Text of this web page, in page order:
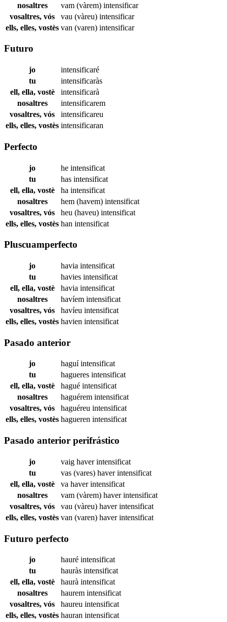
nosaltres
vam (vàrem) intensificar
vosaltres, vós
vau (vàreu) intensificar
ells, elles, vostès van (varen) intensificar
Futuro
jo
intensificaré
tu
intensificaràs
ell, ella, vostè
intensificarà
nosaltres
intensificarem
vosaltres, vós
intensificareu
ells, elles, vostès intensificaran
Perfecto
jo he intensificat
tu
has intensificat
ell, ella, vostè
ha intensificat
nosaltres
hem (havem) intensificat
vosaltres, vós
heu (haveu) intensificat
ells, elles, vostès han intensificat
Pluscuamperfecto
jo havia intensificat
tu
havies intensificat
ell, ella, vostè
havia intensificat
nosaltres
havíem intensificat
vosaltres, vós
havíeu intensificat
ells, elles, vostès havien intensificat
Pasado anterior
jo haguíintensificat
tu
hagueres intensificat
ell, ella, vostè
hagué intensificat
nosaltres
haguérem intensificat
vosaltres, vós
haguéreu intensificat
ells, elles, vostès hagueren intensificat
Pasado anterior perifrástico
jo vaig haverintensificat
tu
vas (vares) haverintensificat
ell, ella, vostè
va haverintensificat
nosaltres
vam (vàrem) haverintensificat
vosaltres, vós
vau (vàreu) haverintensificat
ells, elles, vostès van (varen) haverintensificat
Futuro perfecto
jo hauré intensificat
tu
hauràs intensificat
ell, ella, vostè
haurà intensificat
nosaltres
haurem intensificat
vosaltres, vós
haureu intensificat
ells, elles, vostès hauran intensificat